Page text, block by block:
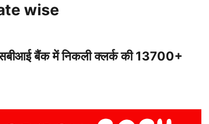
wise
बैंक में निकली क्लर्क की 13700+